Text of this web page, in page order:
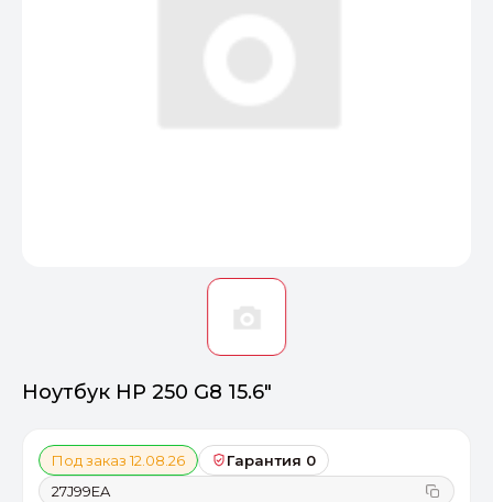
Ноутбук HP 250 G8 15.6"
Под заказ 12.08.26
Гарантия 0
27J99EA